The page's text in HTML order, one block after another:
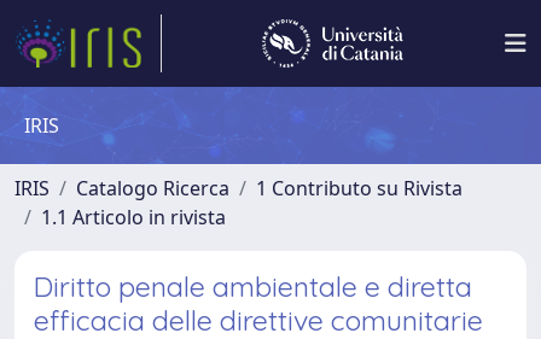
IRIS
IRIS Catalogo Ricerca
1 Contributo su Rivista
1.1 Articolo in rivista
Diritto penale ambientale e diretta
efficacia delle direttive comunitarie